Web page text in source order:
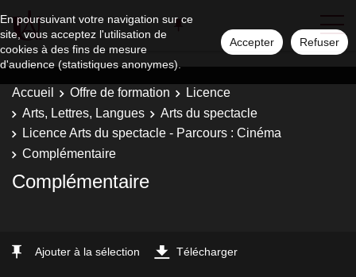
En poursuivant votre navigation sur ce
site, vous acceptez l'utilisation de
cookies à des fins de mesure
d'audience (statistiques anonymes).
Accepter Refuser
Accueil Offre de formation
Licence
Arts, Lettres, Langues
Arts du spectacle
Licence Arts du spectacle - Parcours : Cinéma
Complémentaire
Complémentaire
Ajouter à la sélection Télécharger